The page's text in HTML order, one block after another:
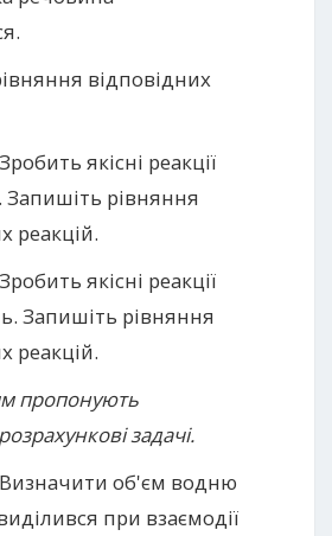
відповідних
Зробить якісні реакції
Запишіть рівняння
реакцій.
Зробить якісні реакції
Запишіть рівняння
реакцій.
пропонують
задачі.
Визначити об'єм водню
при взаємодії